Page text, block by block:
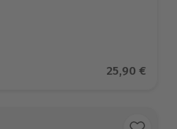
Aktueller
25,90 €